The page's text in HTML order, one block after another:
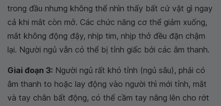
trong đầu nhưng không thể nhìn thấy bất cứ vật gì ngay
cả khi mắt còn mở. Các chức năng cơ thể giảm xuống,
mắt không động đậy, nhịp tim, nhịp thở đều đặn chậm
lại. Người ngủ vẫn có thể bị tỉnh giấc bởi các âm thanh.
Giai đoạn 3: Người ngủ rất khó tỉnh (ngủ sâu), phải có
âm thanh to hoặc lay động vào người thì mới tỉnh, mắt
và tay chân bất động, có thể cầm tay nâng lên cho rớt